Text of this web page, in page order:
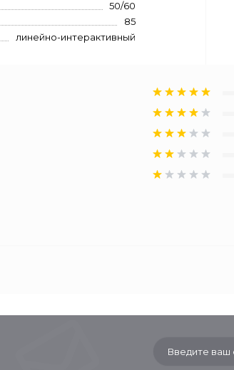
50/60
85
линейно-интерактивный